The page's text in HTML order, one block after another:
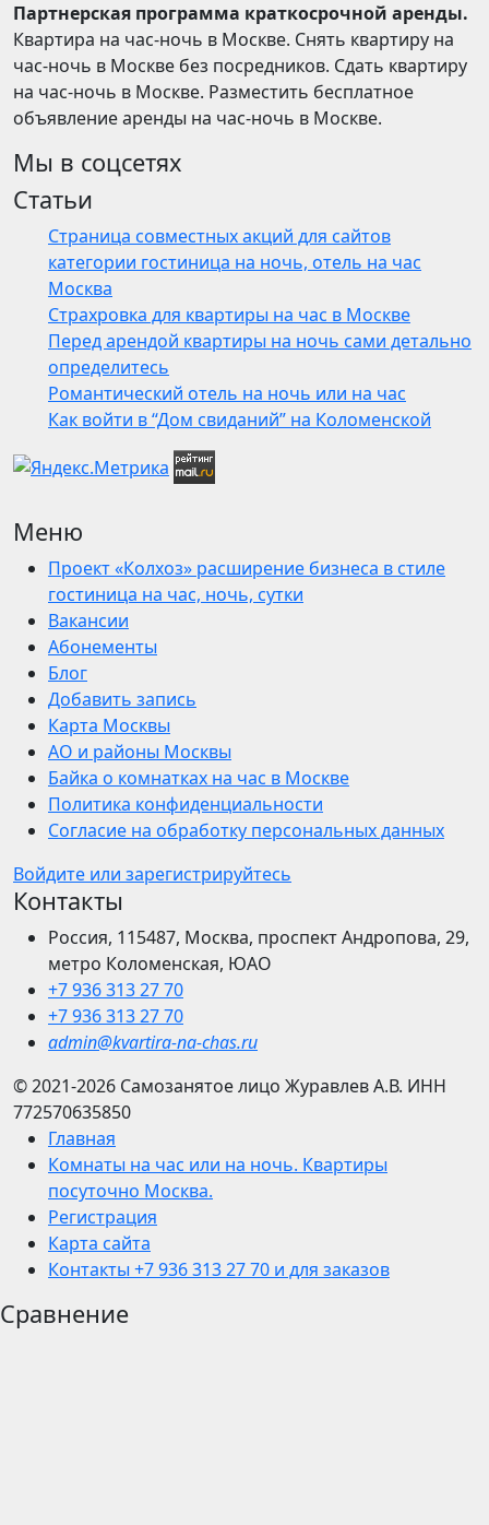
Партнерская программа краткосрочной аренды.
Квартира на час-ночь в Москве. Снять квартиру на
час-ночь в Москве без посредников. Сдать квартиру
на час-ночь в Москве. Разместить бесплатное
объявление аренды на час-ночь в Москве.
Мы в соцсетях
Статьи
Страница совместных акций для сайтов
категории гостиница на ночь, отель на час
Москва
Страхровка для квартиры на час в Москве
Перед арендой квартиры на ночь сами детально
определитесь
Романтический отель на ночь или на час
Как войти в “Дом свиданий” на Коломенской
Меню
Проект «Колхоз» расширение бизнеса в стиле
гостиница на час, ночь, сутки
Вакансии
Абонементы
Блог
Добавить запись
Карта Москвы
АО и районы Москвы
Байка о комнатках на час в Москве
Политика конфиденциальности
Согласие на обработку персональных данных
Войдите или зарегистрируйтесь
Контакты
Россия, 115487, Москва, проспект Андропова, 29,
метро Коломенская, ЮАО
+7 936 313 27 70
+7 936 313 27 70
admin@kvartira-na-chas.ru
© 2021-2026 Самозанятое лицо Журавлев А.В. ИНН
772570635850
Главная
Комнаты на час или на ночь. Квартиры
посуточно Москва.
Регистрация
Карта сайта
Контакты +7 936 313 27 70 и для заказов
Сравнение